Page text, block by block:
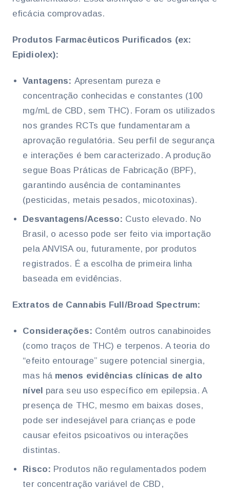
eficácia comprovadas.
Produtos Farmacêuticos Purificados (ex:
Epidiolex):
Vantagens: Apresentam pureza e
concentração conhecidas e constantes (100
mg/mL de CBD, sem THC). Foram os utilizados
nos grandes RCTs que fundamentaram a
aprovação regulatória. Seu perfil de segurança
e interações é bem caracterizado. A produção
segue Boas Práticas de Fabricação (BPF),
garantindo ausência de contaminantes
(pesticidas, metais pesados, micotoxinas).
Desvantagens/Acesso: Custo elevado. No
Brasil, o acesso pode ser feito via importação
pela ANVISA ou, futuramente, por produtos
registrados. É a escolha de primeira linha
baseada em evidências.
Extratos de Cannabis Full/Broad Spectrum:
Considerações: Contêm outros canabinoides
(como traços de THC) e terpenos. A teoria do
“efeito entourage” sugere potencial sinergia,
mas há menos evidências clínicas de alto
nível para seu uso específico em epilepsia. A
presença de THC, mesmo em baixas doses,
pode ser indesejável para crianças e pode
causar efeitos psicoativos ou interações
distintas.
Risco: Produtos não regulamentados podem
ter concentração variável de CBD,